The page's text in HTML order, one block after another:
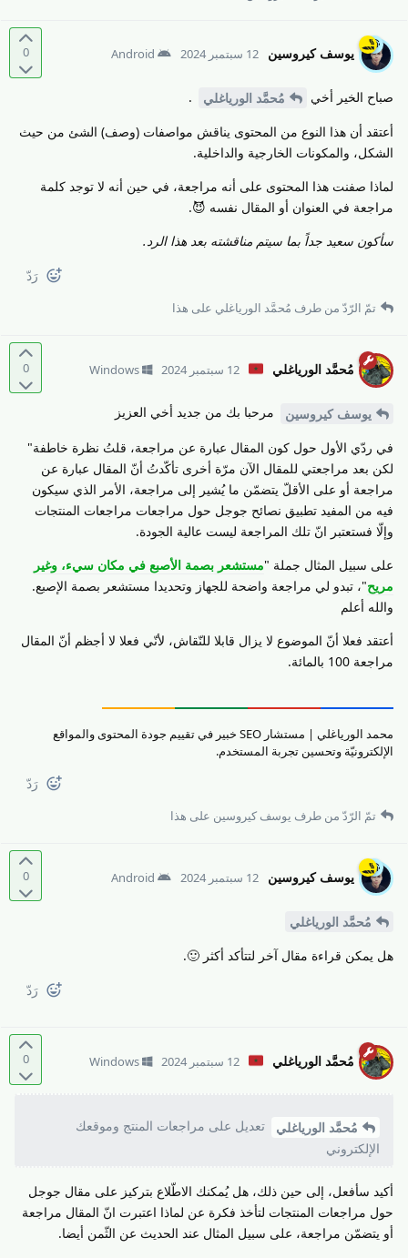
0 يوسف كيروسين 12 سبتمبر 2024 Android
صباح الخير أخي مُحمَّد الورياغلي .
أعتقد أن هذا النوع من المحتوى يناقش مواصفات (وصف) الشئ من حيث
الشكل، والمكونات الخارجية والداخلية.
لماذا صفنت هذا المحتوى على أنه مراجعة، في حين أنه لا توجد كلمة
مراجعة في العنوان أو المقال نفسه 😈.
سأكون سعيد جداً بما سيتم مناقشته بعد هذا الرد.
رَدّ
تمّ الرّدّ من طرف مُحمَّد الورياغلي على هذا
0 مُحمَّد الورياغلي 12 سبتمبر 2024 Windows
يوسف كيروسين مرحبا بك من جديد أخي العزيز
في ردّي الأول حول كون المقال عبارة عن مراجعة، قلتُ نظرة خاطفة"
لكن بعد مراجعتي للمقال الآن مرّة أخرى تأكّدتُ أنّ المقال عبارة عن
مراجعة أو على الأقلّ يتضمّن ما يُشير إلى مراجعة، الأمر الذي سيكون
فيه من المفيد تطبيق نصائح جوجل حول مراجعات مراجعات المنتجات
وإلّا فستعتبر انّ تلك المراجعة ليست عالية الجودة.
على سبيل المثال جملة "مستشعر بصمة الأصبع في مكان سيء، وغير
مريح"، تبدو لي مراجعة واضحة للجهاز وتحديدا مستشعر بصمة الإصبع.
والله أعلم
أعتقد فعلا أنّ الموضوع لا يزال قابلا للنّقاش، لأنّي فعلا لا أجظم أنّ المقال
مراجعة 100 بالمائة.
محمد الورياغلي | مستشار SEO خبير في تقييم جودة المحتوى والمواقع
الإلكترونيّة وتحسين تجربة المستخدم.
رَدّ
تمّ الرّدّ من طرف يوسف كيروسين على هذا
0 يوسف كيروسين 12 سبتمبر 2024 Android
مُحمَّد الورياغلي
هل يمكن قراءة مقال آخر لتتأكد أكثر 🙂.
رَدّ
0 مُحمَّد الورياغلي 12 سبتمبر 2024 Windows
مُحمَّد الورياغلي
تعديل على مراجعات المنتج وموقعك
الإلكتروني
أكيد سأفعل، إلى حين ذلك، هل يُمكنك الاطّلاع بتركيز على مقال جوجل
حول مراجعات المنتجات لتأخذ فكرة عن لماذا اعتبرت انّ المقال مراجعة
أو يتضمّن مراجعة، على سبيل المثال عند الحديث عن الثّمن أيضا.